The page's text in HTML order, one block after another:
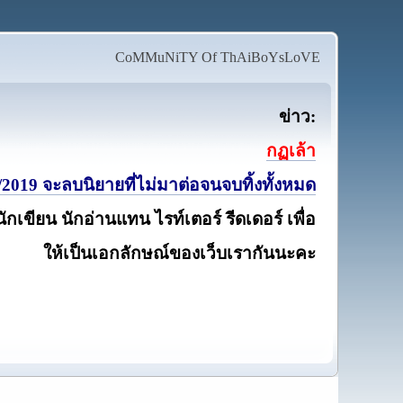
CoMMuNiTY Of ThAiBoYsLoVE
ข่าว:
กฏเล้า
2019 จะลบนิยายที่ไม่มาต่อจนจบทิ้งทั้งหมด
กเขียน นักอ่านแทน ไรท์เตอร์ รีดเดอร์ เพื่อ
ให้เป็นเอกลักษณ์ของเว็บเรากันนะคะ